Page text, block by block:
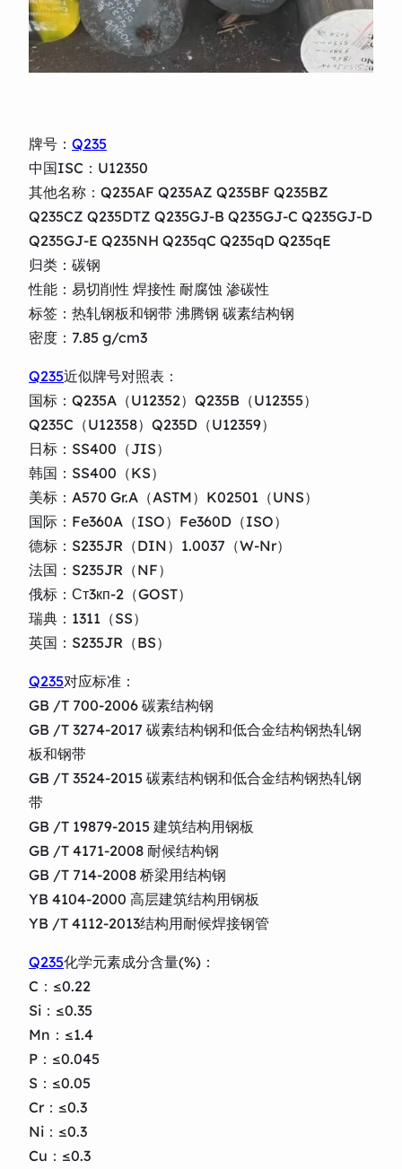
牌号： Q235
中国ISC：U12350
其他名称：Q235AF Q235AZ Q235BF Q235BZ
Q235CZ Q235DTZ Q235GJ-B Q235GJ-C Q235GJ-D
Q235GJ-E Q235NH Q235qC Q235qD Q235qE
归类：碳钢
性能：易切削性 焊接性 耐腐蚀 渗碳性
标签：热轧钢板和钢带 沸腾钢 碳素结构钢
密度：7.85 g/cm3
Q235近似牌号对照表：
国标：Q235A（U12352）Q235B（U12355）
Q235C（U12358）Q235D（U12359）
日标：SS400（JIS）
韩国：SS400（KS）
美标：A570 Gr.A（ASTM）K02501（UNS）
国际：Fe360A（ISO）Fe360D（ISO）
德标：S235JR（DIN）1.0037（W-Nr）
法国：S235JR（NF）
俄标：Ст3кп-2（GOST）
瑞典：1311（SS）
英国：S235JR（BS）
Q235对应标准：
GB /T 700-2006 碳素结构钢
GB /T 3274-2017 碳素结构钢和低合金结构钢热轧钢
板和钢带
GB /T 3524-2015 碳素结构钢和低合金结构钢热轧钢
带
GB /T 19879-2015 建筑结构用钢板
GB /T 4171-2008 耐候结构钢
GB /T 714-2008 桥梁用结构钢
YB 4104-2000 高层建筑结构用钢板
YB /T 4112-2013结构用耐候焊接钢管
Q235化学元素成分含量(%)：
C：≤0.22
Si：≤0.35
Mn：≤1.4
P：≤0.045
S：≤0.05
Cr：≤0.3
Ni：≤0.3
Cu：≤0.3